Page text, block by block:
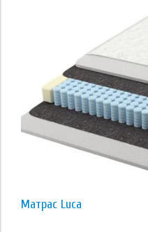
кокосовая койра
латекс
Memory Foam
Orto Foam
Orto Foam с
высокоэластичная пена
Матрас Luca